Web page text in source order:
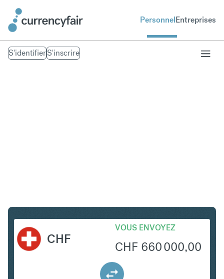
PersonnelEntreprises
S'identifierS'inscrire
CHF
VOUS ENVOYEZ
CHF 660 000,00